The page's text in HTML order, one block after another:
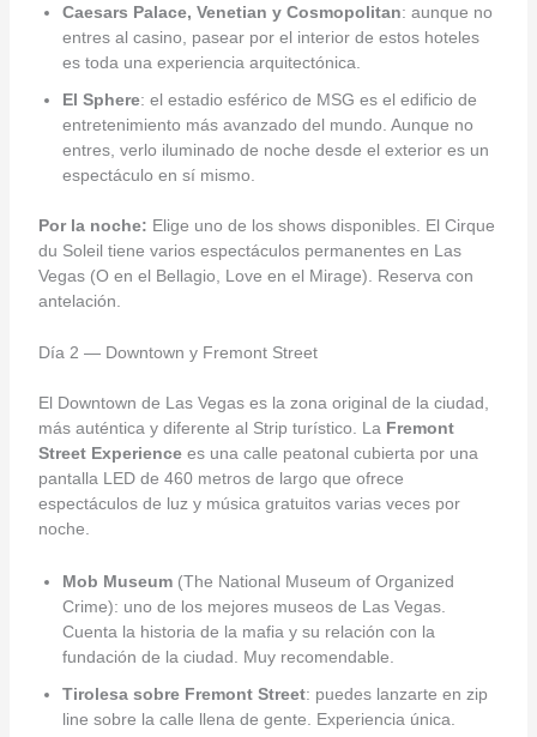
Caesars Palace, Venetian y Cosmopolitan: aunque no
entres al casino, pasear por el interior de estos hoteles
es toda una experiencia arquitectónica.
El Sphere: el estadio esférico de MSG es el edificio de
entretenimiento más avanzado del mundo. Aunque no
entres, verlo iluminado de noche desde el exterior es un
espectáculo en sí mismo.
Por la noche: Elige uno de los shows disponibles. El Cirque
du Soleil tiene varios espectáculos permanentes en Las
Vegas (O en el Bellagio, Love en el Mirage). Reserva con
antelación.
Día 2 — Downtown y Fremont Street
El Downtown de Las Vegas es la zona original de la ciudad,
más auténtica y diferente al Strip turístico. La Fremont
Street Experiencees una calle peatonal cubierta por una
pantalla LED de 460 metros de largo que ofrece
espectáculos de luz y música gratuitos varias veces por
noche.
Mob Museum(The National Museum of Organized
Crime): uno de los mejores museos de Las Vegas.
Cuenta la historia de la mafia y su relación con la
fundación de la ciudad. Muy recomendable.
Tirolesa sobre Fremont Street: puedes lanzarte en zip
line sobre la calle llena de gente. Experiencia única.